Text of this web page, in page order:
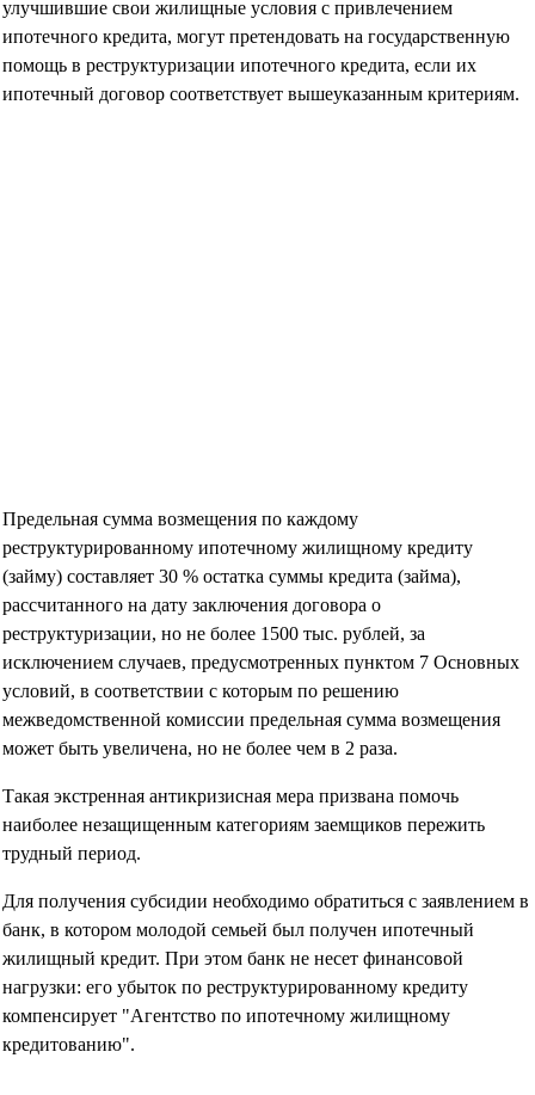
улучшившие свои жилищные условия с привлечением
ипотечного кредита, могут претендовать на государственную
помощь в реструктуризации ипотечного кредита, если их
ипотечный договор соответствует вышеуказанным критериям.
Предельная сумма возмещения по каждому
реструктурированному ипотечному жилищному кредиту
(займу) составляет 30 % остатка суммы кредита (займа),
рассчитанного на дату заключения договора о
реструктуризации, но не более 1500 тыс. рублей, за
исключением случаев, предусмотренных пунктом 7 Основных
условий, в соответствии с которым по решению
межведомственной комиссии предельная сумма возмещения
может быть увеличена, но не более чем в 2 раза.
Такая экстренная антикризисная мера призвана помочь
наиболее незащищенным категориям заемщиков пережить
трудный период.
Для получения субсидии необходимо обратиться с заявлением в
банк, в котором молодой семьей был получен ипотечный
жилищный кредит. При этом банк не несет финансовой
нагрузки: его убыток по реструктурированному кредиту
компенсирует "Агентство по ипотечному жилищному
кредитованию".